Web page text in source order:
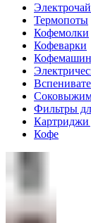
Термопоты
Кофемолки
Кофеварки
Фильтры
Картриджи
Кофе